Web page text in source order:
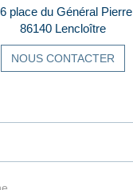
place du Général Pierre
86140 Lencloître
NOUS CONTACTER